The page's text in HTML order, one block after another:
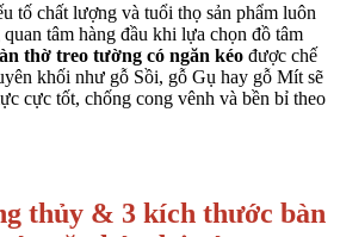
tố chất lượng và tuổi thọ sản phẩm luôn
tâm hàng đầu khi lựa chọn đồ tâm
thờ treo tường có ngăn kéo được chế
khối như gỗ Sồi, gỗ Gụ hay gỗ Mít sẽ
cực tốt, chống cong vênh và bền bỉ theo
thủy & 3 kích thước bàn